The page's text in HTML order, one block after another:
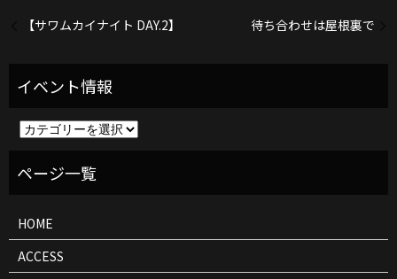
【サワムカイナイト DAY.2】 待ち合わせは屋根裏で
ト
HOME
ACCESS